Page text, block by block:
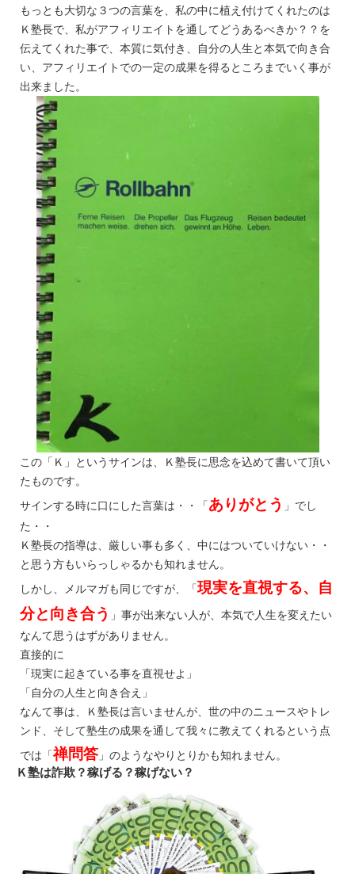
もっとも大切な３つの言葉を、私の中に植え付けてくれたのは
Ｋ塾長で、私がアフィリエイトを通してどうあるべきか？？を
伝えてくれた事で、本質に気付き、自分の人生と本気で向き合
い、アフィリエイトでの一定の成果を得るところまでいく事が
出来ました。
この「Ｋ」というサインは、Ｋ塾長に思念を込めて書いて頂い
たものです。
サインする時に口にした言葉は・・「ありがとう 」でし
た・・
Ｋ塾長の指導は、厳しい事も多く、中にはついていけない・・
と思う方もいらっしゃるかも知れません。
しかし、メルマガも同じですが、「現実を直視する、自
分と向き合う 」事が出来ない人が、本気で人生を変えたい
なんて思うはずがありません。
直接的に
「現実に起きている事を直視せよ」
「自分の人生と向き合え」
なんて事は、Ｋ塾長は言いませんが、世の中のニュースやトレ
ンド、そして塾生の成果を通して我々に教えてくれるという点
では「禅問答 」のようなやりとりかも知れません。
Ｋ塾は詐欺？稼げる？稼げない？